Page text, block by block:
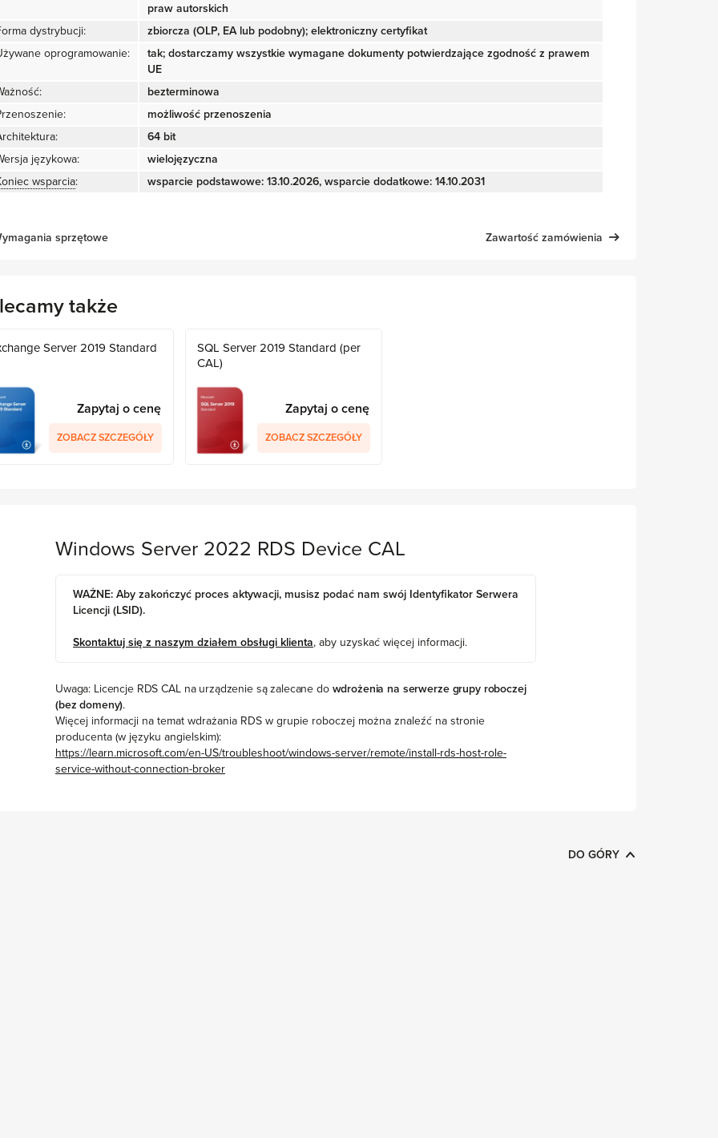
praw autorskich
dystrybucji:
zbiorcza (OLP, EA lub podobny); elektroniczny certyfikat
oprogramowanie:
tak; dostarczamy wszystkie wymagane dokumenty potwierdzające zgodność z prawem
UE
bezterminowa
możliwość przenoszenia
64 bit
językowa:
wielojęzyczna
wsparcia: wsparcie podstawowe: 13.10.2026, wsparcie dodatkowe: 14.10.2031
sprzętowe Zawartość zamówienia
także
Server 2019 Standard
Zapytaj o cenę
ZOBACZ SZCZEGÓŁY
SQL Server 2019 Standard (per
CAL)
Zapytaj o cenę
ZOBACZ SZCZEGÓŁY
Windows Server 2022 RDS Device CAL
WAŻNE: Aby zakończyć proces aktywacji, musisz podać nam swój Identyfikator Serwera
Licencji (LSID).
Skontaktuj się z naszym działem obsługi klienta, aby uzyskać więcej informacji.
Uwaga: Licencje RDS CAL na urządzenie są zalecane do wdrożenia na serwerze grupy roboczej
(bez domeny).
Więcej informacji na temat wdrażania RDS w grupie roboczej można znaleźć na stronie
producenta (w języku angielskim):
https://learn.microsoft.com/en-US/troubleshoot/windows-server/remote/install-rds-host-role-
service-without-connection-broker
DO GÓRY